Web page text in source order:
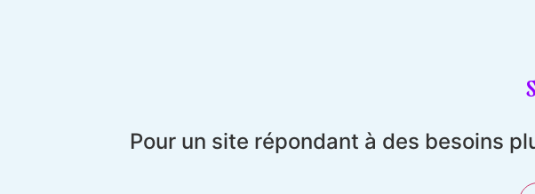
Pour un site répondant à des besoins